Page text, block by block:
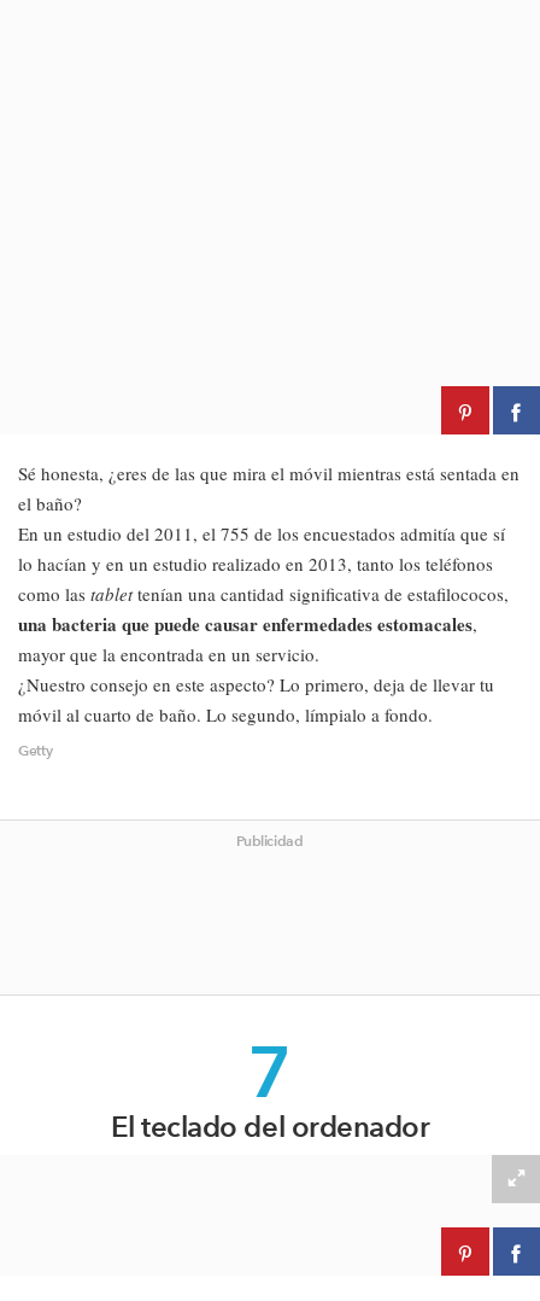
Sé honesta, ¿eres de las que mira el móvil mientras está sentada en
el baño?
En un estudio del 2011, el 755 de los encuestados admitía que sí
lo hacían y en un estudio realizado en 2013, tanto los teléfonos
como las tablettenían una cantidad significativa de estafilococos,
una bacteria que puede causar enfermedades estomacales,
mayor que la encontrada en un servicio.
¿Nuestro consejo en este aspecto? Lo primero, deja de llevar tu
móvil al cuarto de baño. Lo segundo, límpialo a fondo.
Getty
Publicidad
7
El teclado del ordenador